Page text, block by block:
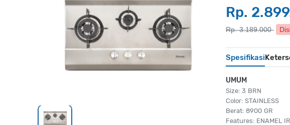
Rp.
Rp. 3.189.000
Spesifikasi
UMUM
Size: 3 BRN
Color: STAINLESS
Berat: 8900 GR
Features: ENAMEL